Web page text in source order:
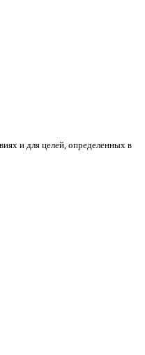
и для целей, определенных в